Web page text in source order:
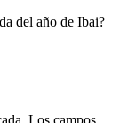
del año de Ibai?